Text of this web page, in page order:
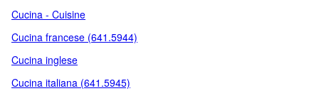
Cucina - Cuisine
Cucina francese (641.5944)
Cucina inglese
Cucina italiana (641.5945)